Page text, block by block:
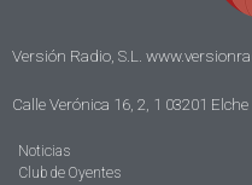
Versión Radio, S.L.
Calle Verónica 16, 2, 1 03201
Noticias
Club de Oyentes